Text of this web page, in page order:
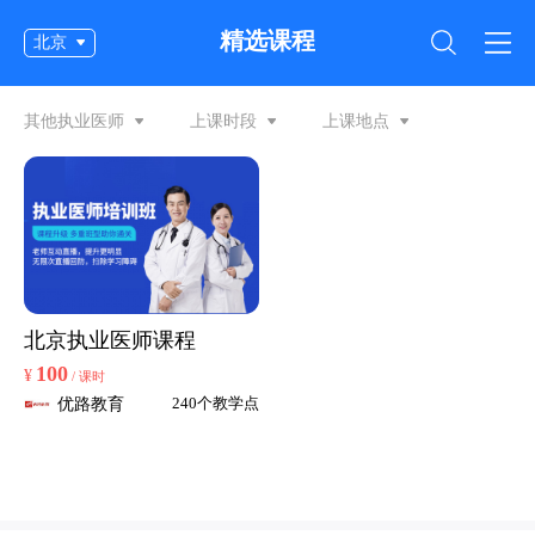
北京 精选课程
其他执业医师 上课时段 上课地点
北京执业医师课程
¥ 100 / 课时
优路教育 240个教学点